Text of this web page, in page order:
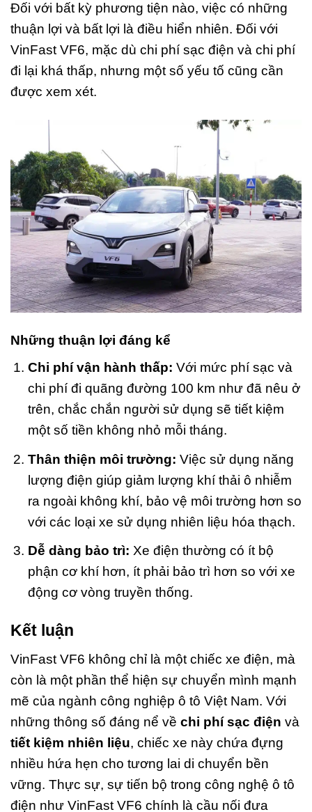
Đối với bất kỳ phương tiện nào, việc có những
thuận lợi và bất lợi là điều hiển nhiên. Đối với
VinFast VF6, mặc dù chi phí sạc điện và chi phí
đi lại khá thấp, nhưng một số yếu tố cũng cần
được xem xét.
Những thuận lợi đáng kể
Chi phí vận hành thấp: Với mức phí sạc và
chi phí đi quãng đường 100 km như đã nêu ở
trên, chắc chắn người sử dụng sẽ tiết kiệm
một số tiền không nhỏ mỗi tháng.
Thân thiện môi trường: Việc sử dụng năng
lượng điện giúp giảm lượng khí thải ô nhiễm
ra ngoài không khí, bảo vệ môi trường hơn so
với các loại xe sử dụng nhiên liệu hóa thạch.
Dễ dàng bảo trì: Xe điện thường có ít bộ
phận cơ khí hơn, ít phải bảo trì hơn so với xe
động cơ vòng truyền thống.
Kết luận
VinFast VF6 không chỉ là một chiếc xe điện, mà
còn là một phần thể hiện sự chuyển mình mạnh
mẽ của ngành công nghiệp ô tô Việt Nam. Với
những thông số đáng nể về chi phí sạc điện và
tiết kiệm nhiên liệu, chiếc xe này chứa đựng
nhiều hứa hẹn cho tương lai di chuyển bền
vững. Thực sự, sự tiến bộ trong công nghệ ô tô
điện như VinFast VF6 chính là cầu nối đưa